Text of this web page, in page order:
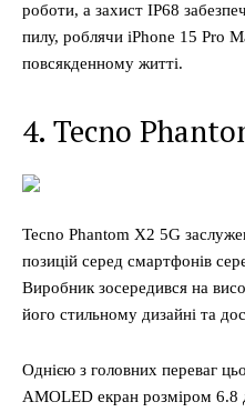
роботи, а захист IP68
пилу, роблячи iPhone 15 Pro
повсякденному житті.
4. Tecno
Tecno Phantom X2 5G
позицій серед смартфонів
Виробник зосередився на
його стильному дизайні та
Однією з головних переваг
AMOLED екран розміром 6.8